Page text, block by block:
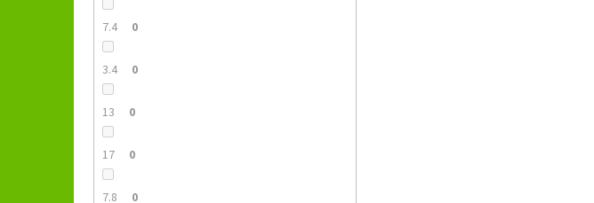
7.4 0
3.4 0
13 0
17 0
7.8 0